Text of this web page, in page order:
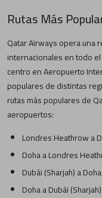
Rutas Más
Qatar Airways opera una
internacionales en todo
centro en Aeropuerto
populares de distintas
rutas más populares de
aeropuertos:
Londres Heathrow a
Doha a Londres
Dubái (Sharjah) a
Doha a Dubái